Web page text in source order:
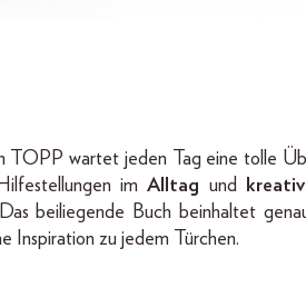
wartet jeden Tag eine tolle
imAlltag und
beiliegende Buch beinhaltet
Inspiration zu jedem Türchen.